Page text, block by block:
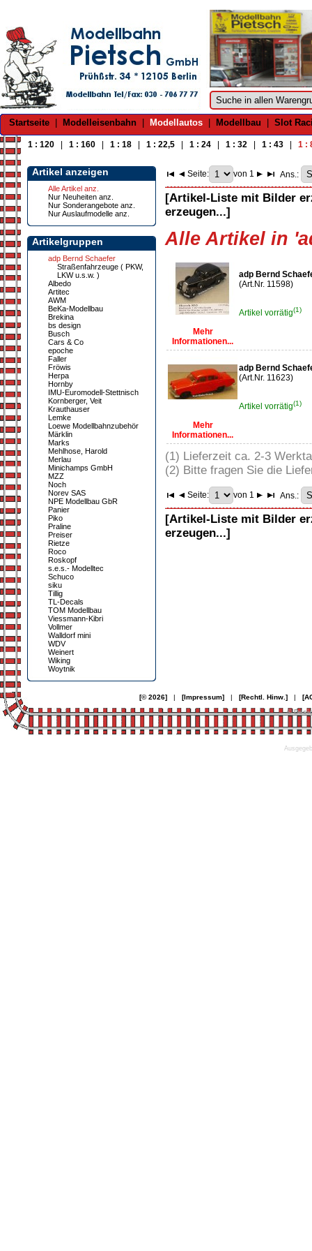
Startseite Modelleisenbahn Modellautos Modellbau Slot
1 : 120 1 : 160 1 : 18 1 : 22,5 1 : 24 1 : 32 1 : 43 1 :
Artikel anzeigen
Alle Artikel anz.
Nur Neuheiten anz.
Nur Sonderangebote anz.
Nur Auslaufmodelle anz.
Artikelgruppen
adp Bernd Schaefer
Straßenfahrzeuge ( PKW,
LKW u.s.w. )
Albedo
Artitec
AWM
BeKa-Modellbau
Brekina
bs design
Busch
Cars & Co
epoche
Faller
Fröwis
Herpa
Hornby
IMU-Euromodell-Stettnisch
Kornberger, Veit
Krauthauser
Lemke
Loewe Modellbahnzubehör
Märklin
Marks
Mehlhose, Harold
Merlau
Minichamps GmbH
MZZ
Noch
Norev SAS
NPE Modellbau GbR
Panier
Piko
Praline
Preiser
Rietze
Roco
Roskopf
s.e.s.- Modelltec
Schuco
siku
Tillig
TL-Decals
TOM Modellbau
Viessmann-Kibri
Vollmer
Walldorf mini
WDV
Weinert
Wiking
Woytnik
Seite: von 1 Ans.:
[Artikel-Liste mit Bilder
erzeugen...]
Alle Artikel in
Mehr
Informationen...
adp Bernd
(Art.Nr. 11598)
Artikel vorrätig(1)
Mehr
Informationen...
adp Bernd
(Art.Nr. 11623)
Artikel vorrätig(1)
(1) Lieferzeit ca. 2-3
(2) Bitte fragen Sie die
Seite: von 1 Ans.:
[Artikel-Liste mit Bilder
erzeugen...]
[© 2026]| [Impressum]| [Rechtl. Hinw.]|
©